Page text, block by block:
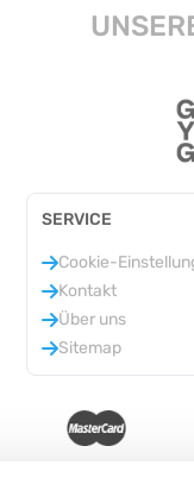
SERVICE
Cookie-
Kontakt
Über uns
Sitemap